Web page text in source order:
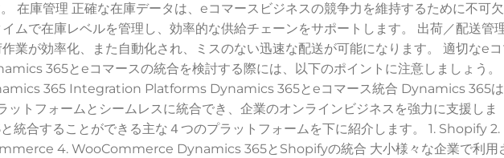
在庫管理 正確な在庫データは、eコマースビジネスの競争力を維持するために不可
ムで在庫レベルを管理し、効率的な供給チェーンをサポートします。 出荷／配送管
業が効率化、また自動化され、ミスのない迅速な配送が可能になります。 適切なe
365とeコマースの統合を検討する際には、以下のポイントに注意しましょう。
365 Integration Platforms Dynamics 365とeコマース統合 Dynamics 365は
ットフォームとシームレスに統合でき、企業のオンラインビジネスを強力に支援しま
統合することができる主な４つのプラットフォームを下に紹介します。 1. Shopify 2.
4. WooCommerce Dynamics 365とShopifyの統合 大小様々な企業で利用